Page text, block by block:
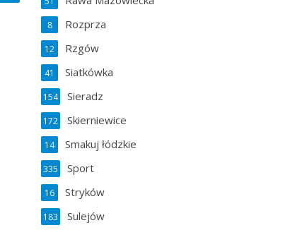
Rozprza
8
Rzgów
12
Siatkówka
41
Sieradz
154
Skierniewice
172
Smakuj łódzkie
14
Sport
335
Stryków
16
Sulejów
183